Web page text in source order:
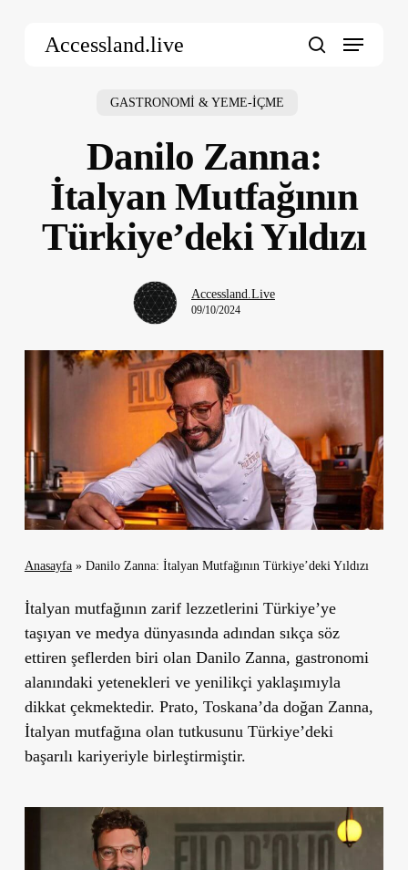
Accessland.live Menu
GASTRONOMİ & YEME-İÇME
Danilo Zanna:
İtalyan Mutfağının
Türkiye’deki Yıldızı
Accessland.Live
09/10/2024
Anasayfa» Danilo Zanna: İtalyan Mutfağının Türkiye’deki Yıldızı
İtalyan mutfağının zarif lezzetlerini Türkiye’ye
taşıyan ve medya dünyasında adından sıkça söz
ettiren şeflerden biri olan Danilo Zanna, gastronomi
alanındaki yetenekleri ve yenilikçi yaklaşımıyla
dikkat çekmektedir. Prato, Toskana’da doğan Zanna,
İtalyan mutfağına olan tutkusunu Türkiye’deki
başarılı kariyeriyle birleştirmiştir.